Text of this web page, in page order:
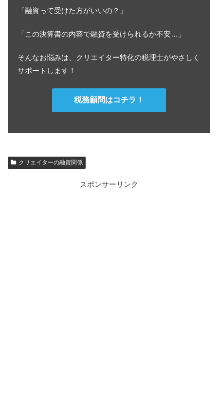
「融資って受けた方がいいの？」
「この決算書の内容で融資を受けられるか不安…」
そんなお悩みは、クリエイター特化の税理士がやさしく
サポートします！
税務顧問はコチラ！
クリエイターの融資関係
スポンサーリンク